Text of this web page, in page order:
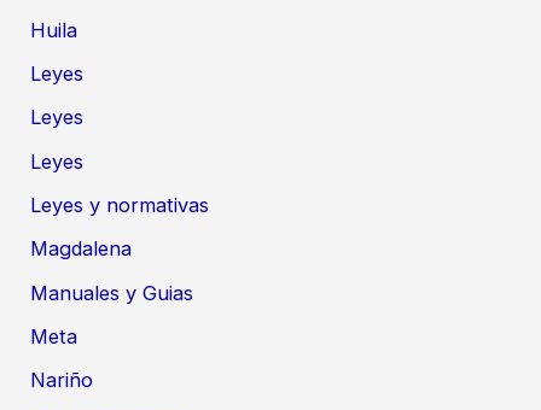
Huila
Leyes
Leyes
Leyes
Leyes y normativas
Magdalena
Manuales y Guias
Meta
Nariño